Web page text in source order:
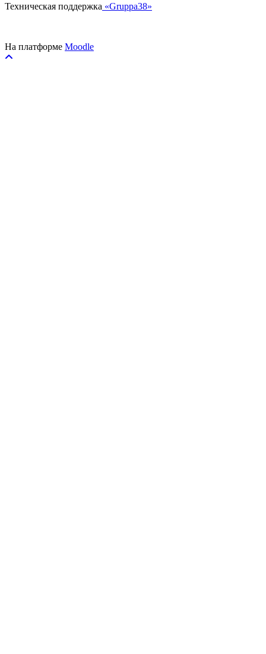
Техническая поддержка «Gruppa38»
На платформе Moodle